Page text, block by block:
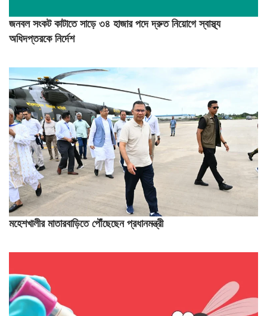
জনবল সংকট কাটাতে সাড়ে ৩৪ হাজার পদে দ্রুত নিয়োগে স্বাস্থ্য
অধিদপ্তরকে নির্দেশ
মহেশখালীর মাতারবাড়িতে পৌঁছেছেন প্রধানমন্ত্রী